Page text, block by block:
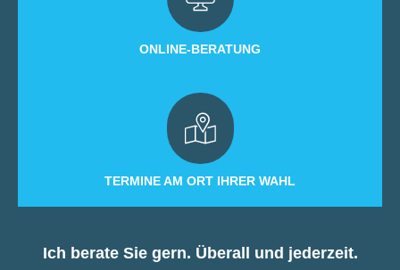
ONLINE-BERATUNG
TERMINE AM ORT IHRER WAHL
Ich berate Sie gern. Überall und jederzeit.